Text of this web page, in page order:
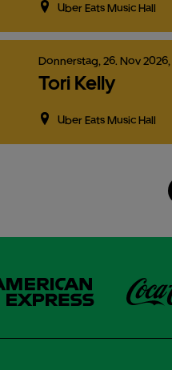
Uber Eats Music Hall
Donnerstag, 26. Nov2026,
Tori Kelly
Uber Eats Music Hall